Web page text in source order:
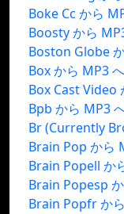
Boke Cc から
Boosty から
Boston Globe
Box から MP3 へ
Box Cast Video
Bpb から MP3
Br (Currently
Brain Pop から
Brain Popell か
Brain Popesp
Brain Popfr か